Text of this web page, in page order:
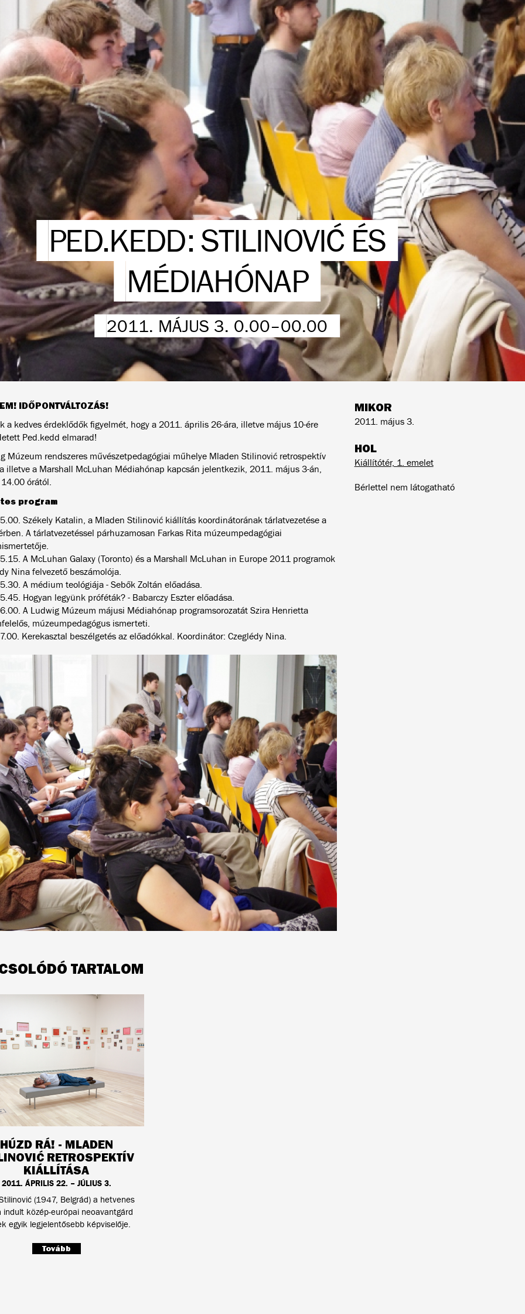
PED.KEDD: STILINOVIĆ ÉS
MÉDIAHÓNAP
2011. MÁJUS 3. 0.00–00.00
MIKOR
2011. május 3.
HOL
Kiállítótér, 1. emelet
Bérlettel nem látogatható
IDŐPONTVÁLTOZÁS!
a kedves érdeklődők figyelmét, hogy a 2011. április 26-ára, illetve május 10-ére
Ped.kedd elmarad!
Múzeum rendszeres művészetpedagógiai műhelye Mladen Stilinović retrospektív
illetve a Marshall McLuhan Médiahónap kapcsán jelentkezik, 2011. május 3-án,
órától.
program
Székely Katalin, a Mladen Stilinović kiállítás koordinátorának tárlatvezetése a
A tárlatvezetéssel párhuzamosan Farkas Rita múzeumpedagógiai
A McLuhan Galaxy (Toronto) és a Marshall McLuhan in Europe 2011 programok
Nina felvezető beszámolója.
A médium teológiája - Sebők Zoltán előadása.
Hogyan legyünk próféták? - Babarczy Eszter előadása.
A Ludwig Múzeum májusi Médiahónap programsorozatát Szira Henrietta
múzeumpedagógus ismerteti.
Kerekasztal beszélgetés az előadókkal. Koordinátor: Czeglédy Nina.
TARTALOM
HÚZD RÁ! - MLADEN
RETROSPEKTÍV
KIÁLLÍTÁSA
2011. ÁPRILIS 22. – JÚLIUS 3.
(1947, Belgrád) a hetvenes
indult közép-európai neoavantgárd
egyik legjelentősebb képviselője.
Tovább